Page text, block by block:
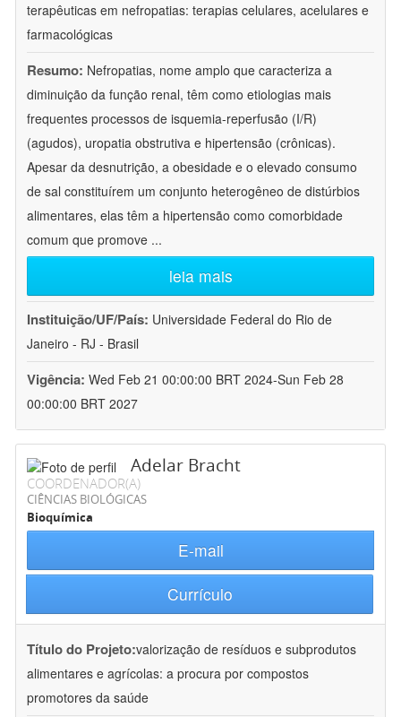
terapêuticas em nefropatias: terapias celulares, acelulares e
farmacológicas
Resumo: Nefropatias, nome amplo que caracteriza a
diminuição da função renal, têm como etiologias mais
frequentes processos de isquemia-reperfusão (I/R)
(agudos), uropatia obstrutiva e hipertensão (crônicas).
Apesar da desnutrição, a obesidade e o elevado consumo
de sal constituírem um conjunto heterogêneo de distúrbios
alimentares, elas têm a hipertensão como comorbidade
comum que promove ...
leia mais
Instituição/UF/País: Universidade Federal do Rio de
Janeiro - RJ - Brasil
Vigência: Wed Feb 21 00:00:00 BRT 2024-Sun Feb 28
00:00:00 BRT 2027
Adelar Bracht
COORDENADOR(A)
CIÊNCIAS BIOLÓGICAS
Bioquímica
E-mail
Currículo
Título do Projeto:valorização de resíduos e subprodutos
alimentares e agrícolas: a procura por compostos
promotores da saúde